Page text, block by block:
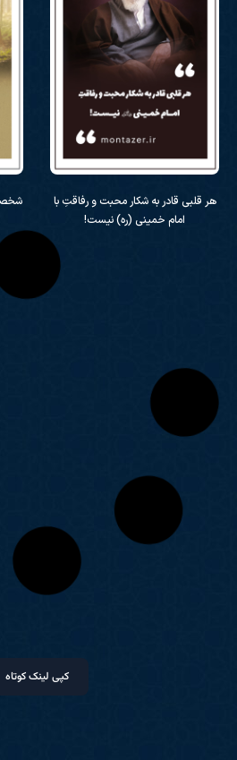
هر قلبی قادر به شکار محبت و رفاقتِ با
امام خمینی (ره) نیست!
کپی لینک کوتاه